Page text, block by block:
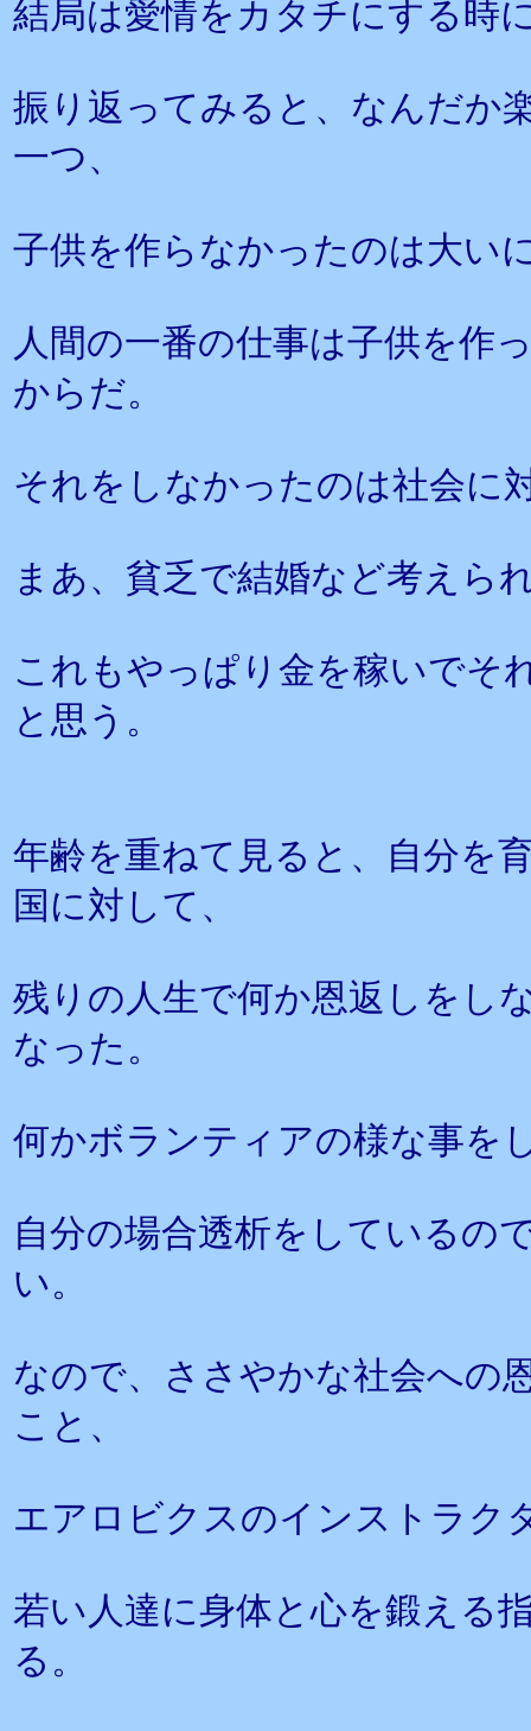
結局は愛情をカタチにする時
振り返ってみると、なんだか
一つ、
子供を作らなかったのは大い
人間の一番の仕事は子供を作
からだ。
それをしなかったのは社会に
まあ、貧乏で結婚など考えら
これもやっぱり金を稼いでそ
と思う。
年齢を重ねて見ると、自分を
国に対して、
残りの人生で何か恩返しをし
なった。
何かボランティアの様な事を
自分の場合透析をしているの
い。
なので、ささやかな社会への
こと、
エアロビクスのインストラク
若い人達に身体と心を鍛える
る。